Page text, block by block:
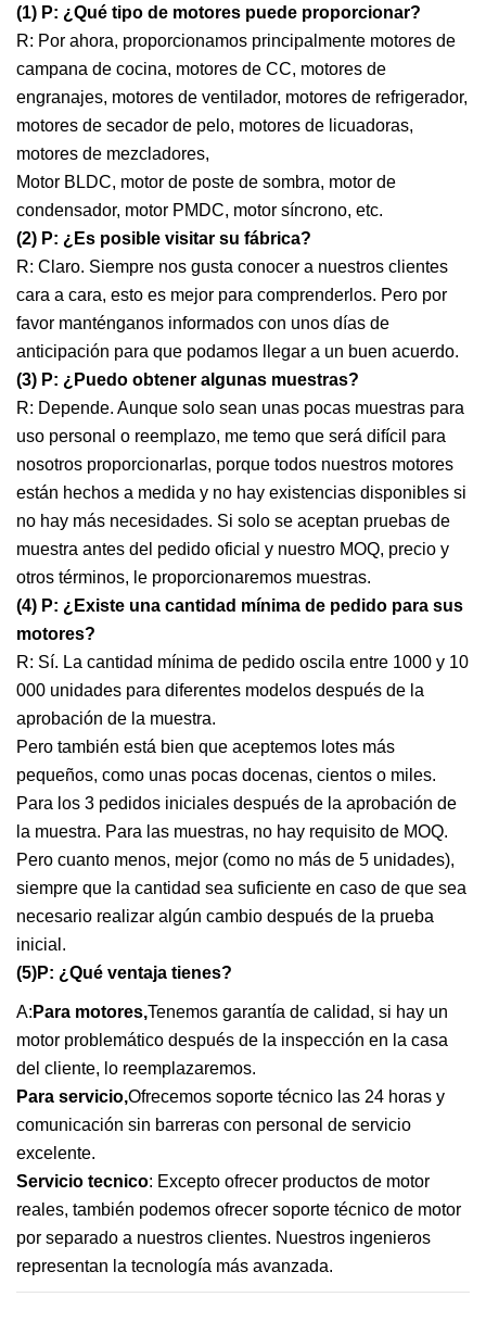
(1) P: ¿Qué tipo de motores puede proporcionar?
R: Por ahora, proporcionamos principalmente motores de
campana de cocina, motores de CC, motores de
engranajes, motores de ventilador, motores de refrigerador,
motores de secador de pelo, motores de licuadoras,
motores de mezcladores,
Motor BLDC, motor de poste de sombra, motor de
condensador, motor PMDC, motor síncrono, etc.
(2) P: ¿Es posible visitar su fábrica?
R: Claro. Siempre nos gusta conocer a nuestros clientes
cara a cara, esto es mejor para comprenderlos. Pero por
favor manténganos informados con unos días de
anticipación para que podamos llegar a un buen acuerdo.
(3) P: ¿Puedo obtener algunas muestras?
R: Depende. Aunque solo sean unas pocas muestras para
uso personal o reemplazo, me temo que será difícil para
nosotros proporcionarlas, porque todos nuestros motores
están hechos a medida y no hay existencias disponibles si
no hay más necesidades. Si solo se aceptan pruebas de
muestra antes del pedido oficial y nuestro MOQ, precio y
otros términos, le proporcionaremos muestras.
(4) P: ¿Existe una cantidad mínima de pedido para sus
motores?
R: Sí. La cantidad mínima de pedido oscila entre 1000 y 10
000 unidades para diferentes modelos después de la
aprobación de la muestra.
Pero también está bien que aceptemos lotes más
pequeños, como unas pocas docenas, cientos o miles.
Para los 3 pedidos iniciales después de la aprobación de
la muestra. Para las muestras, no hay requisito de MOQ.
Pero cuanto menos, mejor (como no más de 5 unidades),
siempre que la cantidad sea suficiente en caso de que sea
necesario realizar algún cambio después de la prueba
inicial.
(5)P: ¿Qué ventaja tienes?
A: Para motores,Tenemos garantía de calidad, si hay un
motor problemático después de la inspección en la casa
del cliente, lo reemplazaremos.
Para servicio,Ofrecemos soporte técnico las 24 horas y
comunicación sin barreras con personal de servicio
excelente.
Servicio tecnico: Excepto ofrecer productos de motor
reales, también podemos ofrecer soporte técnico de motor
por separado a nuestros clientes. Nuestros ingenieros
representan la tecnología más avanzada.